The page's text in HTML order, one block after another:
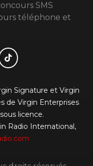
SMS
téléphone et
Signature et Virgin
de Virgin Enterprises
licence.
Radio International,